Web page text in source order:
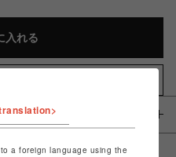
入れる
a foreign language using the